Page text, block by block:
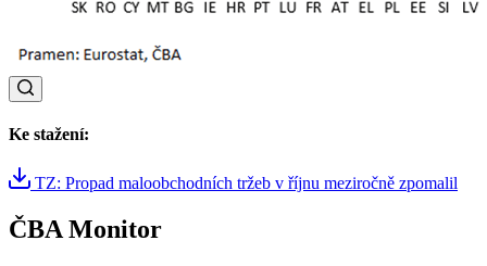
Ke stažení:
TZ: Propad maloobchodních tržeb v říjnu meziročně zpomalil
ČBA Monitor